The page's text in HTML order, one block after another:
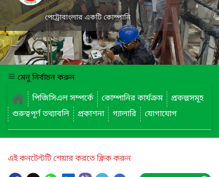
পেট্রোবাংলার একটি কোম্পানি
মেনু নির্বাচন করুন
পিজিসিএল সম্পর্কে
কোম্পানির কার্যক্রম
প্রকল্পসমূহ
গুরুত্বপূর্ণ তথ্যাবলি
প্রকাশনা গ্যালারি যোগাযোগ
এই কনটেন্টটি শেয়ার করতে ক্লিক করুন